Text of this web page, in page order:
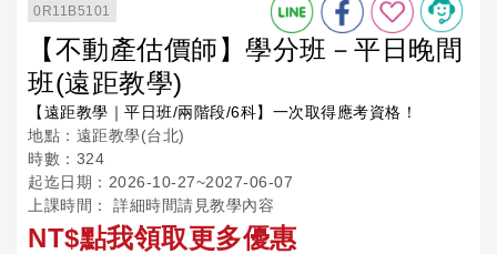
0R11B5101
【不動產估價師】學分班－平日晚間
班(遠距教學)
【遠距教學｜平日班/兩階段/6科】一次取得應考資格！
地點：遠距教學(台北)
時數：324
起迄日期：2026-10-27~2027-06-07
上課時間： 詳細時間請見教學內容
NT$點我領取更多優惠